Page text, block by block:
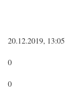
20.12.2019, 13:05
0
0